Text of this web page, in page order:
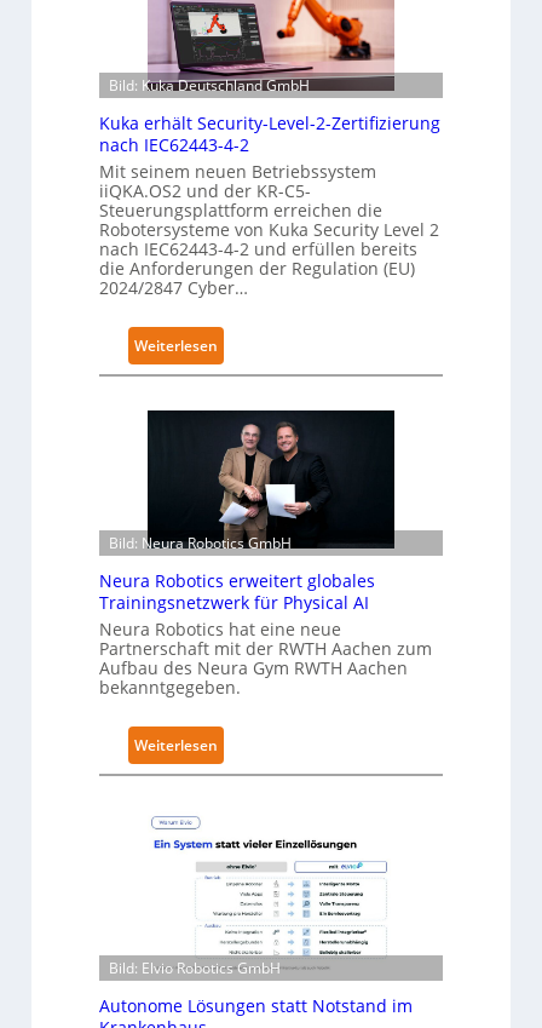
i
b
l
e
i
n
g
e
r
g
r
i
f
ü
S
a
a
t
Bild: Kuka Deutschland GmbH
Kuka erhält Security-Level-2-Zertifizierung
nach IEC62443-4-2
Mit seinem neuen Betriebssystem
iiQKA.OS2 und der KR-C5-
Steuerungsplattform erreichen die
Robotersysteme von Kuka Security Level 2
nach IEC62443-4-2 und erfüllen bereits
die Anforderungen der Regulation (EU)
2024/2847 Cyber…
Weiterlesen:
K
e
r
h
ä
l
t
S
e
c
u
r
i
t
L
e
e
l
-
2
Bild: Neura Robotics GmbH
Neura Robotics erweitert globales
Trainingsnetzwerk für Physical AI
Neura Robotics hat eine neue
Partnerschaft mit der RWTH Aachen zum
Aufbau des Neura Gym RWTH Aachen
bekanntgegeben.
Weiterlesen:
N
r
a
o
b
o
t
Bild: Elvio Robotics GmbH
Autonome Lösungen statt Notstand im